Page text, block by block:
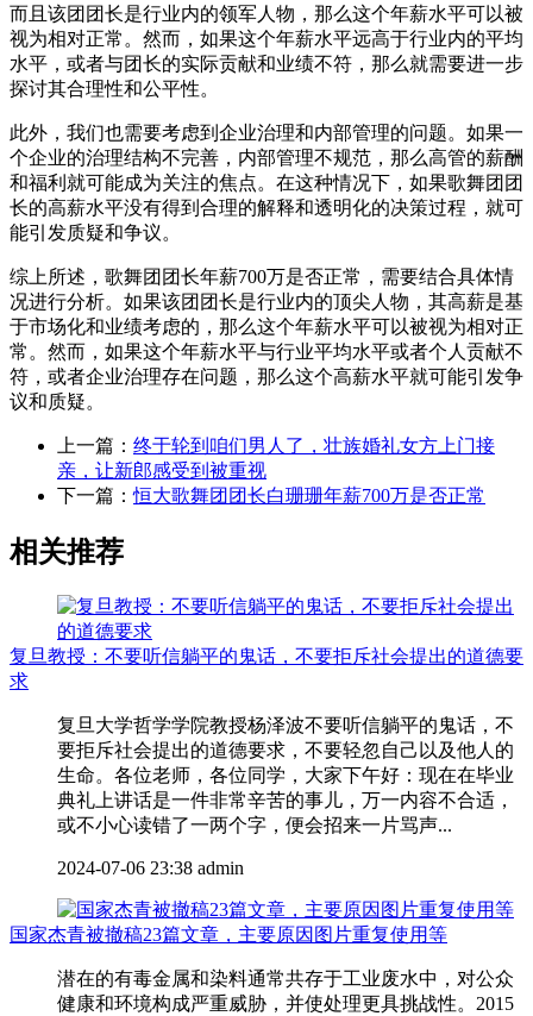
而且该团团长是行业内的领军人物，那么这个年薪水平可以被
视为相对正常。然而，如果这个年薪水平远高于行业内的平均
水平，或者与团长的实际贡献和业绩不符，那么就需要进一步
探讨其合理性和公平性。
此外，我们也需要考虑到企业治理和内部管理的问题。如果一
个企业的治理结构不完善，内部管理不规范，那么高管的薪酬
和福利就可能成为关注的焦点。在这种情况下，如果歌舞团团
长的高薪水平没有得到合理的解释和透明化的决策过程，就可
能引发质疑和争议。
综上所述，歌舞团团长年薪700万是否正常，需要结合具体情
况进行分析。如果该团团长是行业内的顶尖人物，其高薪是基
于市场化和业绩考虑的，那么这个年薪水平可以被视为相对正
常。然而，如果这个年薪水平与行业平均水平或者个人贡献不
符，或者企业治理存在问题，那么这个高薪水平就可能引发争
议和质疑。
上一篇： 终于轮到咱们男人了，壮族婚礼女方上门接
亲，让新郎感受到被重视
下一篇：恒大歌舞团团长白珊珊年薪700万是否正常
相关推荐
复旦教授：不要听信躺平的鬼话，不要拒斥社会提出的道德要
求
复旦大学哲学学院教授杨泽波不要听信躺平的鬼话，不
要拒斥社会提出的道德要求，不要轻忽自己以及他人的
生命。各位老师，各位同学，大家下午好：现在在毕业
典礼上讲话是一件非常辛苦的事儿，万一内容不合适，
或不小心读错了一两个字，便会招来一片骂声...
2024-07-06 23:38 admin
国家杰青被撤稿23篇文章，主要原因图片重复使用等
潜在的有毒金属和染料通常共存于工业废水中，对公众
健康和环境构成严重威胁，并使处理更具挑战性。2015